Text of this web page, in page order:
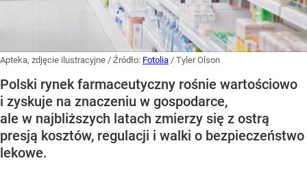
Apteka, zdjęcie ilustracyjne / Źródło: Fotolia / Tyler Olson
Polski rynek farmaceutyczny rośnie wartościowo
i zyskuje na znaczeniu w gospodarce,
ale w najbliższych latach zmierzy się z ostrą
presją kosztów, regulacji i walki o bezpieczeństwo
lekowe.